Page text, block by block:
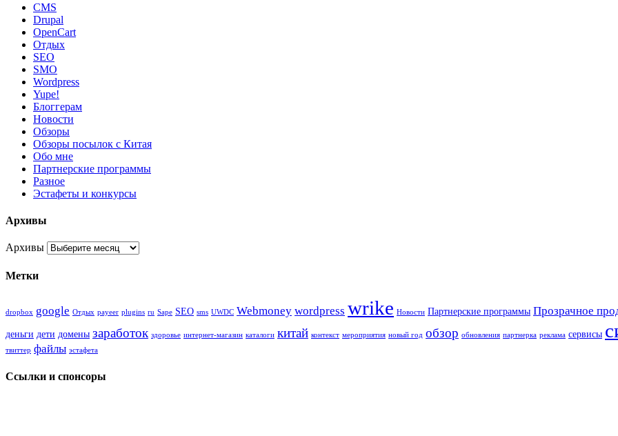
CMS
Drupal
OpenCart
Oтдых
SEO
SMO
Wordpress
Yupe!
Блоггерам
Новости
Обзоры
Обзоры посылок с Китая
Обо мне
Партнерские программы
Разное
Эстафеты и конкурсы
Архивы
Архивы
Метки
dropbox google Oтдых payeer plugins ru Sape SEO sms UWDC Webmoney wordpress wrike Новости Партнерские программы Прозрачное
деньги дети домены заработок здоровье интернет-магазин каталоги китай контекст мероприятия новый год обзор обновления партнерка реклама сервисы
твиттер файлы эстафета
Ссылки и спонсоры